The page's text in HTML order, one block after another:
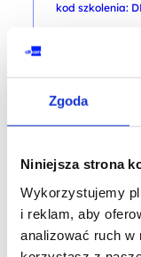
Zgoda
Niniejsza strona
Wykorzystujemy
i reklam, aby
analizować ruch w
kod szkolenia:
od 2